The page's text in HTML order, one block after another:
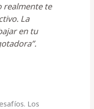
realmente te
La
en tu
Los